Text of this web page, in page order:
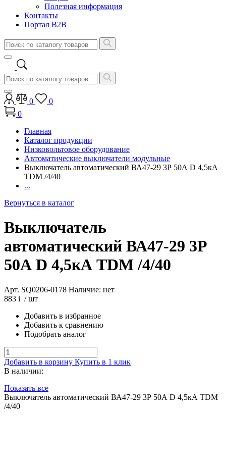
Полезная информация
Контакты
Портал B2B
0
0
0
Главная
Каталог продукции
Низковольтовое оборудование
Автоматические выключатели модульные
Выключатель автоматический ВА47-29 3Р 50А D 4,5кА
TDM /4/40
...
Вернуться в каталог
Выключатель
автоматический ВА47-29 3Р
50А D 4,5кА TDM /4/40
Арт. SQ0206-0178 Наличие: нет
883 i / шт
Добавить в избранное
Добавить к сравнению
Подобрать аналог
Добавить в корзину Купить в 1 клик
В наличии:
Показать все
Выключатель автоматический ВА47-29 3Р 50А D 4,5кА TDM
/4/40